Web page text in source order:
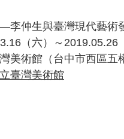
李仲生與臺灣現代藝術
（六）～2019.05.26
美術館（台中市西區五
臺灣美術館